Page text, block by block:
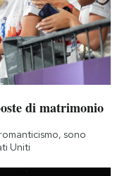
di matrimonio
sono
Uniti